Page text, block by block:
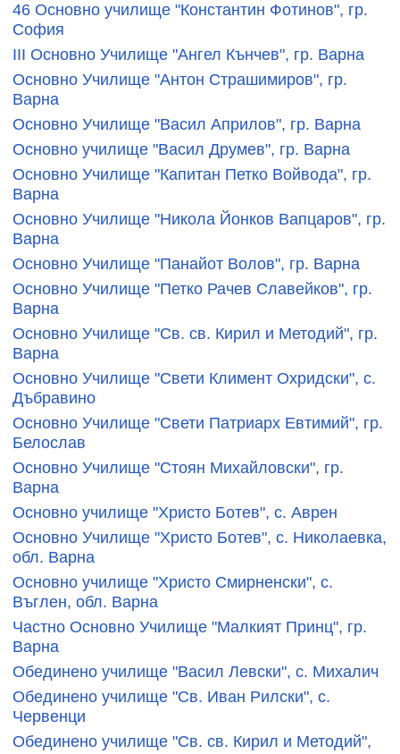
46 Основно училище "Константин Фотинов", гр.
София
III Основно Училище "Ангел Кънчев", гр. Варна
Основно Училище "Антон Страшимиров", гр.
Варна
Основно Училище "Васил Априлов", гр. Варна
Основно училище "Васил Друмев", гр. Варна
Основно Училище "Капитан Петко Войвода", гр.
Варна
Основно Училище "Никола Йонков Вапцаров", гр.
Варна
Основно Училище "Панайот Волов", гр. Варна
Основно Училище "Петко Рачев Славейков", гр.
Варна
Основно Училище "Св. св. Кирил и Методий", гр.
Варна
Основно Училище "Свети Климент Охридски", с.
Дъбравино
Основно Училище "Свети Патриарх Евтимий", гр.
Белослав
Основно Училище "Стоян Михайловски", гр.
Варна
Основно училище "Христо Ботев", с. Аврен
Основно Училище "Христо Ботев", с. Николаевка,
обл. Варна
Основно училище "Христо Смирненски", с.
Въглен, обл. Варна
Частно Основно Училище "Малкият Принц", гр.
Варна
Обединено училище "Васил Левски", с. Михалич
Обединено училище "Св. Иван Рилски", с.
Червенци
Обединено училище "Св. св. Кирил и Методий",